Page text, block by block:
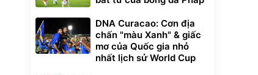
DNA Curacao: Cơn địa
chấn "màu Xanh" & giấc
mơ của Quốc gia nhỏ
nhất lịch sử World Cup